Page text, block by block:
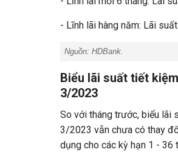
- Lĩnh lãi hàng năm: Lãi
Nguồn: HDBank.
Biểu lãi suất tiết
3/2023
So với tháng trước, biểu lãi
3/2023 vẫn chưa có thay
dụng cho các kỳ hạn 1 - 36